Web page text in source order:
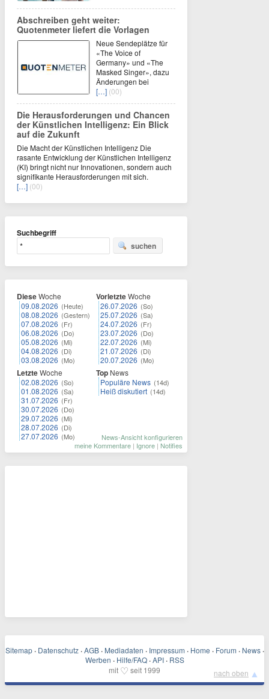
Abschreiben geht weiter:
Quotenmeter liefert die Vorlagen
Neue Sendeplätze für
«The Voice of
Germany» und «The
Masked Singer», dazu
Änderungen bei
[…] (00)
Die Herausforderungen und Chancen
der Künstlichen Intelligenz: Ein Blick
auf die Zukunft
Die Macht der Künstlichen Intelligenz Die
rasante Entwicklung der Künstlichen Intelligenz
(KI) bringt nicht nur Innovationen, sondern auch
signifikante Herausforderungen mit sich.
[…] (00)
Suchbegriff
suchen
DieseWoche
09.08.2026 (Heute)
08.08.2026 (Gestern)
07.08.2026 (Fr)
06.08.2026 (Do)
05.08.2026 (Mi)
04.08.2026 (Di)
03.08.2026 (Mo)
LetzteWoche
02.08.2026 (So)
01.08.2026 (Sa)
31.07.2026 (Fr)
30.07.2026 (Do)
29.07.2026 (Mi)
28.07.2026 (Di)
27.07.2026 (Mo)
VorletzteWoche
26.07.2026 (So)
25.07.2026 (Sa)
24.07.2026 (Fr)
23.07.2026 (Do)
22.07.2026 (Mi)
21.07.2026 (Di)
20.07.2026 (Mo)
Top News
Populäre News (14d)
Heiß diskutiert (14d)
News-Ansicht konfigurieren
meine Kommentare | Ignore | Notifies
Sitemap · Datenschutz · AGB · Mediadaten · Impressum · Home · Forum · News ·
Werben · Hilfe/FAQ · API · RSS
mit ♡ seit 1999 nach oben ▲